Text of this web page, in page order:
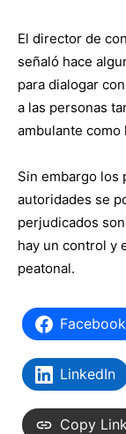
El director de
señaló hace
para dialogar
a las personas
ambulante
Sin embargo los
autoridades se
perjudicados
hay un control y
peatonal.
Facebook
LinkedIn
Copy